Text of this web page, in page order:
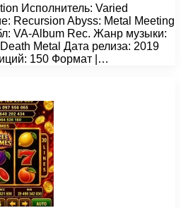
Исполнитель: Varied
Recursion Abyss: Metal Meeting
VA-Album Rec. Жанр музыки:
Metal Дата релиза: 2019
150 Формат |…